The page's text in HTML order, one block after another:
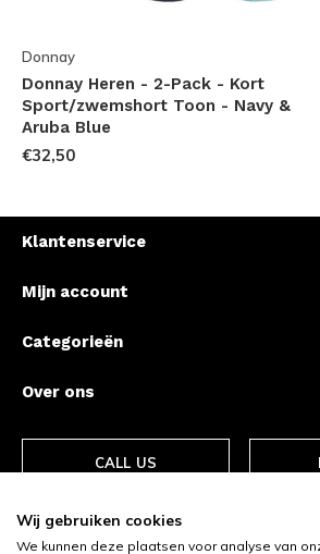
Donnay
Donnay Heren - 2-Pack - Kort
Sport/zwemshort Toon - Navy &
Aruba Blue
€32,50
Klantenservice
Mijn account
Categorieën
Over ons
CALL US
Wij gebruiken cookies
We kunnen deze plaatsen voor analyse van